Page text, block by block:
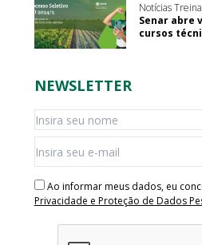
Notícias
Senar abre
cursos
NEWSLETTER
Ao informar meus dados, eu
Privacidade e Proteção de Dados